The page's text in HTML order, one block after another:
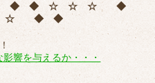
◆ ◆ ☆ ☆ ☆ ◆
☆ ◆ ◆
響を与えるか・・・